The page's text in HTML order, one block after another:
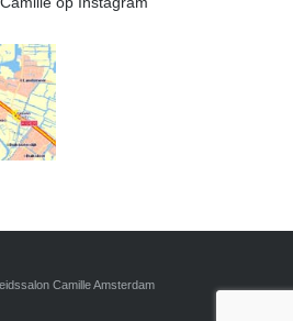
Camille Amsterdam